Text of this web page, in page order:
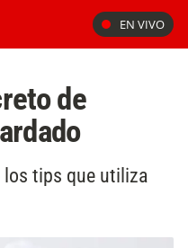
EN VIVO
de
tips que utiliza